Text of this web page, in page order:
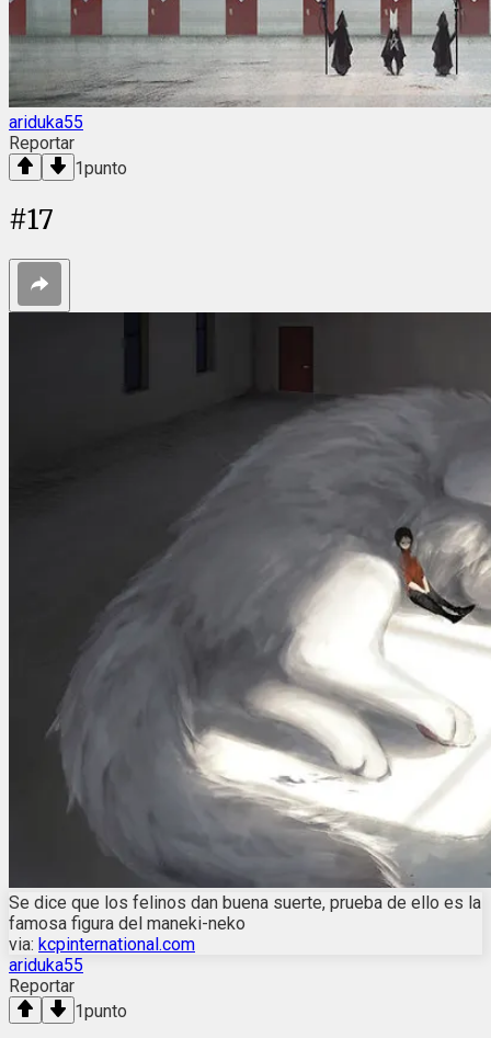
ariduka55
Reportar
1punto
#17
Se dice que los felinos dan buena suerte, prueba de ello es la
famosa figura del maneki-neko
via: kcpinternational.com
ariduka55
Reportar
1punto